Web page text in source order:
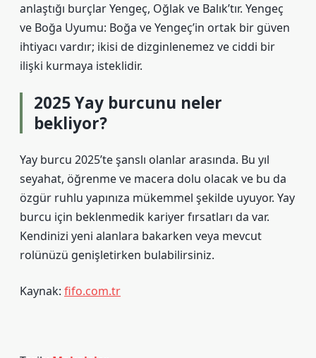
anlaştığı burçlar Yengeç, Oğlak ve Balık’tır. Yengeç
ve Boğa Uyumu: Boğa ve Yengeç’in ortak bir güven
ihtiyacı vardır; ikisi de dizginlenemez ve ciddi bir
ilişki kurmaya isteklidir.
2025 Yay burcunu neler
bekliyor?
Yay burcu 2025’te şanslı olanlar arasında. Bu yıl
seyahat, öğrenme ve macera dolu olacak ve bu da
özgür ruhlu yapınıza mükemmel şekilde uyuyor. Yay
burcu için beklenmedik kariyer fırsatları da var.
Kendinizi yeni alanlara bakarken veya mevcut
rolünüzü genişletirken bulabilirsiniz.
Kaynak: fifo.com.tr